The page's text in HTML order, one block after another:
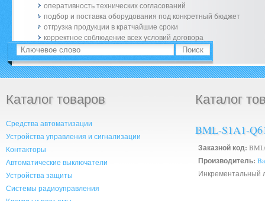
оперативность технических согласований
подбор и поставка оборудования под конкретный бюджет
отгрузка продукции в кратчайшие сроки
корректное соблюдение всех условий договора
Каталог товаров
Средства автоматизации
Устройства управления и сигнализации
Контакторы
Автоматические выключатели
Устройства защиты
Системы радиоуправления
Каталог
BML-S1A1-
Заказной код:
Производитель:
Инкрементальный